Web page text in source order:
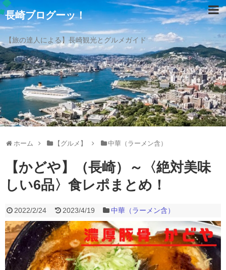
長崎ブログーッ！
【旅の達人による】長崎観光とグルメガイド
ホーム 【グルメ】 中華（ラーメン含）
【かどや】（長崎）～〈絶対美味
しい6品〉食レポまとめ！
2022/2/24 2023/4/19 中華（ラーメン含）